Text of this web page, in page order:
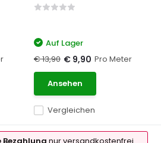
Vergleichen
Auf Lager
€ 13,90 € 9,90 Pro Meter
Ansehen